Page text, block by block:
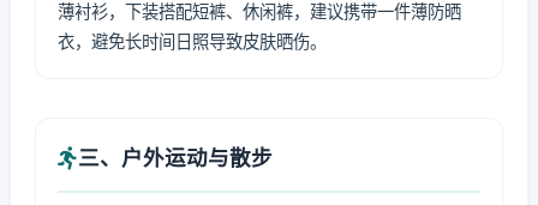
薄衬衫，下装搭配短裤、休闲裤，建议携带一件薄防晒
衣，避免长时间日照导致皮肤晒伤。
三、户外运动与散步